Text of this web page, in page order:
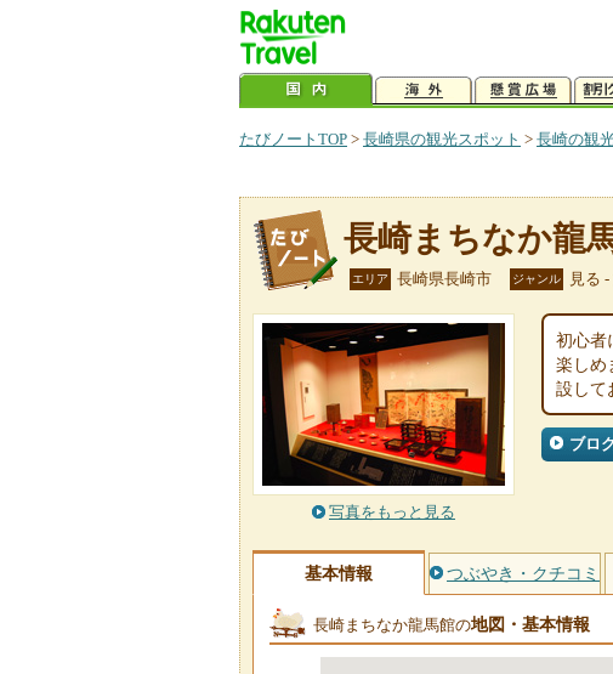
たびノートTOP > 長崎県の観光スポット > 長崎の観
長崎まちなか龍
エリア 長崎県長崎市 ジャンル 見る
写真をもっと見る
初心者
楽しめ
設して
ブロ
基本情報 つぶやき・クチコミ
長崎まちなか龍馬館の地図・基本情報